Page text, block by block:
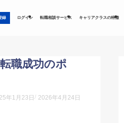
録 ログイン 転職相談サービス キャリアクラスの特徴
職成功のポ
年1月23日 2026年4月24日